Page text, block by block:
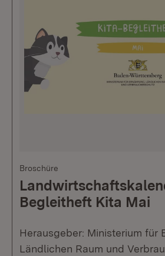
Broschüre
Begleitheft Kita Mai
Herausgeber: Ministerium für
Ländlichen Raum und